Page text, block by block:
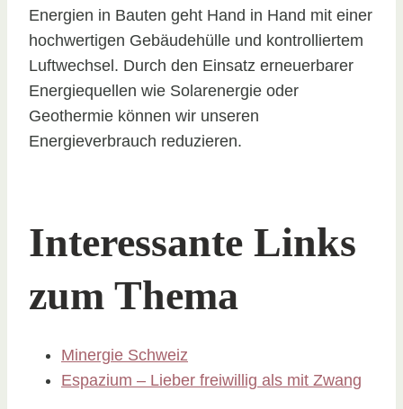
Energien in Bauten geht Hand in Hand mit einer
hochwertigen Gebäudehülle und kontrolliertem
Luftwechsel. Durch den Einsatz erneuerbarer
Energiequellen wie Solarenergie oder
Geothermie können wir unseren
Energieverbrauch reduzieren.
Interessante Links
zum Thema
Minergie Schweiz
Espazium – Lieber freiwillig als mit Zwang